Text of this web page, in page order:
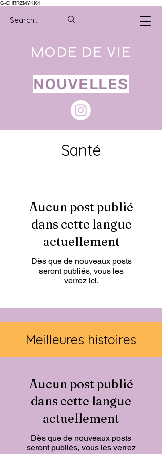
G-CHRRZMYKK4
MODE DE VIE
NOUVELLES
Santé
Aucun post publié
dans cette langue
actuellement
Dès que de nouveaux posts
seront publiés, vous les
verrez ici.
Meilleures histoires
Aucun post publié
dans cette langue
actuellement
Dès que de nouveaux posts
seront publiés, vous les verrez